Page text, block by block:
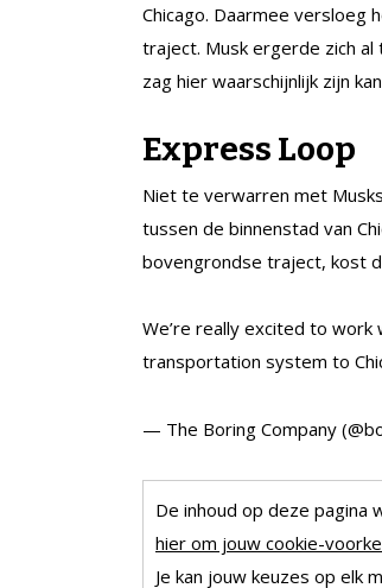
Chicago. Daarmee versloeg
traject. Musk ergerde zich
zag hier waarschijnlijk zijn
Express Loop
Niet te verwarren met
tussen de binnenstad van
bovengrondse traject, kost
We’re really excited to
transportation system to
— The Boring Company
De inhoud op deze
hier om jouw cookie-
Je kan jouw keuzes op elk